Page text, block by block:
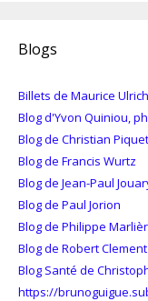
Blogs
Billets de Maurice Ulrich
Blog d'Yvon Quiniou,
Blog de Christian Piquet
Blog de Francis Wurtz
Blog de Jean-Paul
Blog de Paul Jorion
Blog de Philippe
Blog de Robert Clement
Blog Santé de
https://